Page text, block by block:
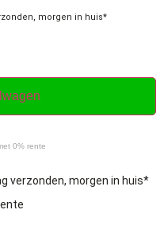
morgen in huis*
0% rente
verzonden, morgen in huis*